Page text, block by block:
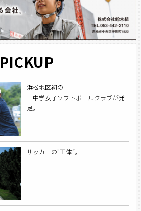
PICKUP
浜松地区初の
中学女子ソフトボールクラブが発
足。
サッカーの“正体”。